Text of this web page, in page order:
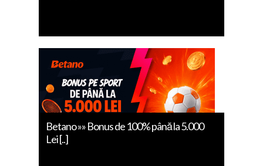
Betano »» Bonus de 100% până la 5.000
Lei [..]